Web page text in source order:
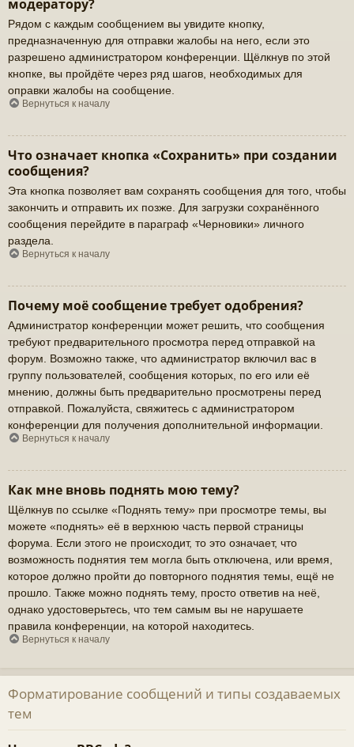
модератору?
Рядом с каждым сообщением вы увидите кнопку,
предназначенную для отправки жалобы на него, если это
разрешено администратором конференции. Щёлкнув по этой
кнопке, вы пройдёте через ряд шагов, необходимых для
оправки жалобы на сообщение.
Вернуться к началу
Что означает кнопка «Сохранить» при создании
сообщения?
Эта кнопка позволяет вам сохранять сообщения для того, чтобы
закончить и отправить их позже. Для загрузки сохранённого
сообщения перейдите в параграф «Черновики» личного
раздела.
Вернуться к началу
Почему моё сообщение требует одобрения?
Администратор конференции может решить, что сообщения
требуют предварительного просмотра перед отправкой на
форум. Возможно также, что администратор включил вас в
группу пользователей, сообщения которых, по его или её
мнению, должны быть предварительно просмотрены перед
отправкой. Пожалуйста, свяжитесь с администратором
конференции для получения дополнительной информации.
Вернуться к началу
Как мне вновь поднять мою тему?
Щёлкнув по ссылке «Поднять тему» при просмотре темы, вы
можете «поднять» её в верхнюю часть первой страницы
форума. Если этого не происходит, то это означает, что
возможность поднятия тем могла быть отключена, или время,
которое должно пройти до повторного поднятия темы, ещё не
прошло. Также можно поднять тему, просто ответив на неё,
однако удостоверьтесь, что тем самым вы не нарушаете
правила конференции, на которой находитесь.
Вернуться к началу
Форматирование сообщений и типы создаваемых
тем